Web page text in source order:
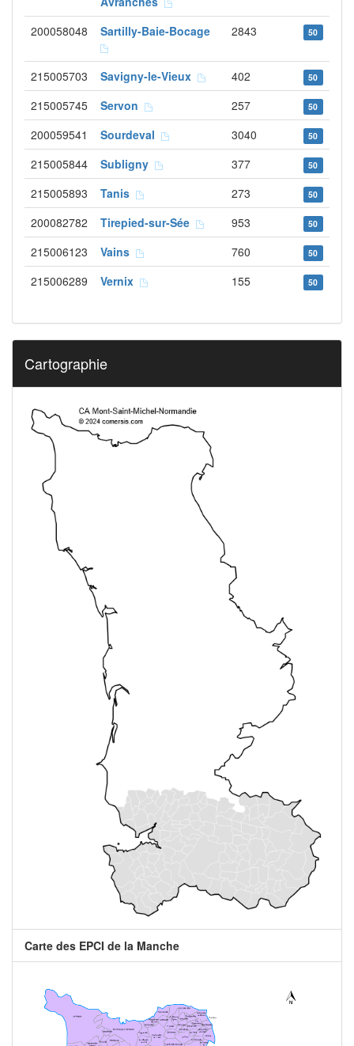
200058048
Sartilly-Baie-Bocage 2843 50
215005703 Savigny-le-Vieux 402 50
215005745 Servon 257 50
200059541 Sourdeval 3040 50
215005844 Subligny 377 50
215005893 Tanis 273 50
200082782 Tirepied-sur-Sée 953 50
215006123 Vains 760 50
215006289 Vernix 155 50
Cartographie
Carte des EPCI de la Manche